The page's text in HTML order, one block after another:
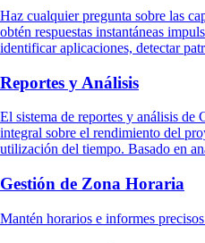
Haz cualquier pregunta sobre las
obtén respuestas instantáneas
identificar aplicaciones, detectar
Reportes y Análisis
El sistema de reportes y análisis
integral sobre el rendimiento del
utilización del tiempo. Basado en
Gestión de Zona Horaria
Mantén horarios e informes